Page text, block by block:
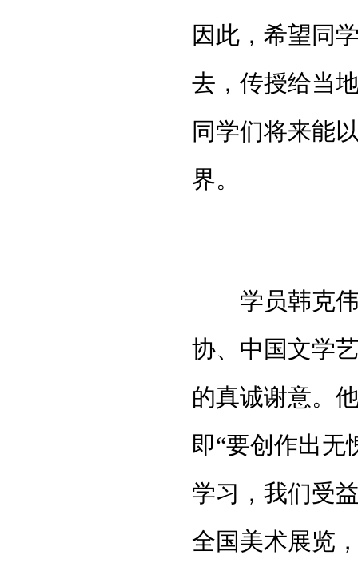
因此，希望同
去，传授给当
同学们将来能
界。
学员韩克伟
协、中国文学
的真诚谢意。
即“要创作出无
学习，我们受
全国美术展览